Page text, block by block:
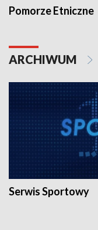
Pomorze Etniczne
ARCHIWUM
Serwis Sportowy